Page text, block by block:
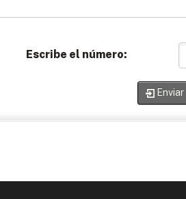
Escribe el número:
Enviar